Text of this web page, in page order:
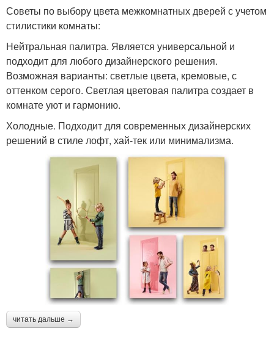
Советы по выбору цвета межкомнатных дверей с учетом
стилистики комнаты:
Нейтральная палитра. Является универсальной и
подходит для любого дизайнерского решения.
Возможная варианты: светлые цвета, кремовые, с
оттенком серого. Светлая цветовая палитра создает в
комнате уют и гармонию.
Холодные. Подходит для современных дизайнерских
решений в стиле лофт, хай-тек или минимализма.
читать дальше →